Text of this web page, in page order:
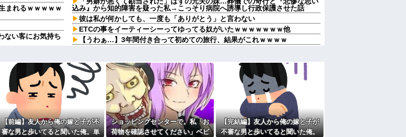
まれるｗｗｗｗｗ
ない客にお気持ち
います！」X民
w
不倫相手のスマ
ると穴の中に嫁が
の？」→事情を聞
込み』から知的障害を疑った私→こっそり病院へ誘導し行政保護させた話
彼は私が何かしても、一度も「ありがとう」と言わない
ETCの事をイーティーシーってゆってる奴がいたｗｗｗｗｗｗｗ他
【うわぁ…】3年間付き合って初めての旅行、結果がこれｗｗｗｗ
「お食い初めなんて俺になんのメリットがあるの」「そんなに大変なら育児
やめれば？」冗談で言ったのに本気に取られて離婚を言い渡された
彼女と結婚の話をしていた時に言われたことが衝撃だった
【疑問】葬式←まぁわかる 四十九日←いらねぇだろ
【闇】『強度行動障害』の女の子、自分をグーパンしまくる
幼稚な義弟夫婦が大嫌い。低学歴だしパラサイトだし夫婦揃って太ってる
し。義母にベタベタ甘えて「ジュース飲みた～い」何かあるとすぐ「親に言い
つけてやる！」
【前編】友人から俺の嫁と子が不
審な男と歩いてると聞いた俺。単
ショッピングセンターで。私「お
荷物を確認させてください」ベビ
【完結編】友人から俺の嫁と子が
不審な男と歩いてると聞いた俺。